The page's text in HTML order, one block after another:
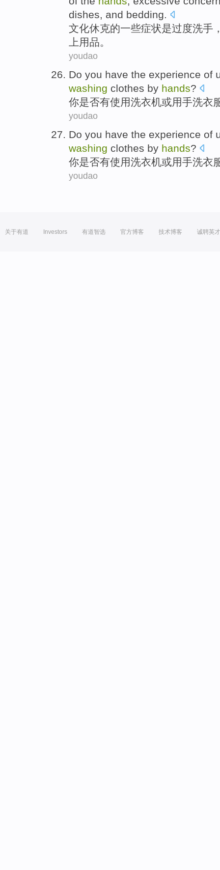
dishes, and bedding.
文化休克的一些症状是过度洗手
上用品。
youdao
Do you have the experience of
washing clothes by hands?
你是否有使用洗衣机或用手洗衣
youdao
Do you have the experience of
washing clothes by hands?
你是否有使用洗衣机或用手洗衣
youdao
关于有道 Investors 有道智选 官方博客 技术博客 诚聘英才